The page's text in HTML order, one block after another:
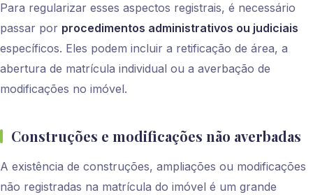
Para regularizar esses aspectos registrais, é necessário
passar por procedimentos administrativos ou judiciais
específicos. Eles podem incluir a retificação de área, a
abertura de matrícula individual ou a averbação de
modificações no imóvel.
Construções e modificações não averbadas
A existência de construções, ampliações ou modificações
não registradas na matrícula do imóvel é um grande